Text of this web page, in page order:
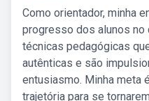
Como orientador, minha
progresso dos alunos no
técnicas pedagógicas
autênticas e são
entusiasmo. Minha meta
trajetória para se